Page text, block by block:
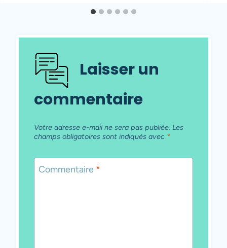
Laisser un
commentaire
Votre adresse e-mail ne sera pas publiée. Les
champs obligatoires sont indiqués avec *
Commentaire *